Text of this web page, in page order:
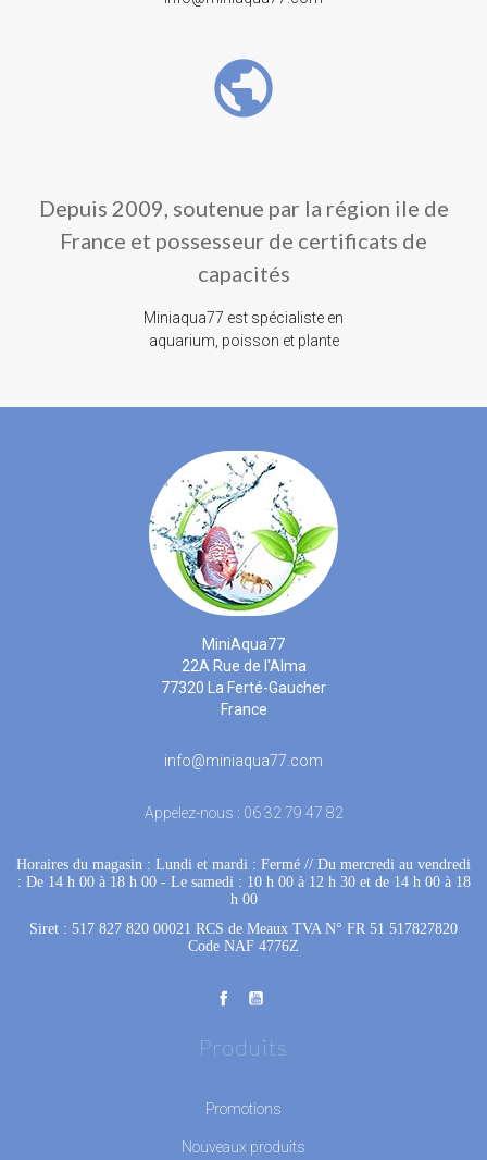
public
Depuis 2009, soutenue par la région ile de
France et possesseur de certificats de
capacités
Miniaqua77 est spécialiste en
aquarium, poisson et plante
MiniAqua77
22A Rue de l'Alma
77320 La Ferté-Gaucher
France
info@miniaqua77.com
Appelez-nous : 06 32 79 47 82
Horaires du magasin : Lundi et mardi : Fermé // Du mercredi au vendredi
: De 14 h 00 à 18 h 00 - Le samedi : 10 h 00 à 12 h 30 et de 14 h 00 à 18
h 00
Siret : 517 827 820 00021 RCS de Meaux TVA N° FR 51 517827820
Code NAF 4776Z
Produits
Promotions
Nouveaux produits